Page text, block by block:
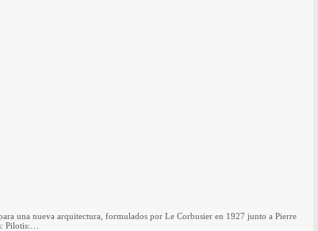
una nueva arquitectura, formulados por Le Corbusier en 1927 junto a Pierre
Pilotis:…